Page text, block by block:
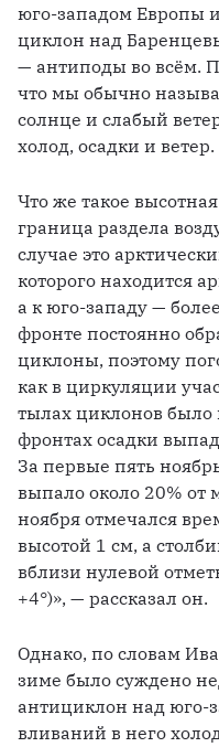
юго-западом Европы
циклон над
— антиподы во всём.
что мы обычно
солнце и слабый
холод, осадки и ветер.
Что же такое
граница раздела
случае это
которого находится
а к юго-западу —
фронте постоянно
циклоны, поэтому
как в циркуляции
тылах циклонов было
фронтах осадки
За первые пять
выпало около 20% от
ноября отмечался
высотой 1 см, а
вблизи нулевой
+4°)», — рассказал он.
Однако, по словам
зиме было суждено
антициклон над юго-
вливаний в него